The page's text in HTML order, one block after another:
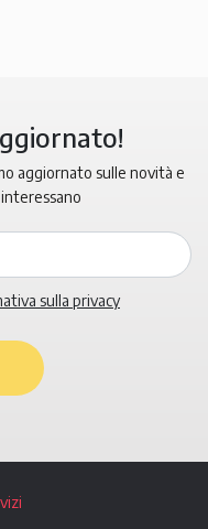
aggiornato sulle novità e
sulla privacy